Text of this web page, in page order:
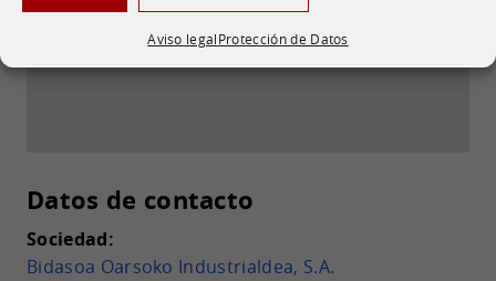
Aviso legalProtección de Datos
Datos de contacto
Sociedad:
Bidasoa Oarsoko Industrialdea, S.A.